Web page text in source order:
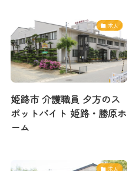
求人
姫路市 介護職員 夕方のス
ポットバイト 姫路・勝原ホ
ーム
求人